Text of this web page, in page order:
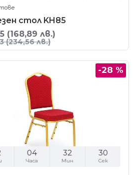
стол KH85
(168,89 лв.)
(234,56 лв.)
-28 %
04
Часа
32
Мин
29
Сек